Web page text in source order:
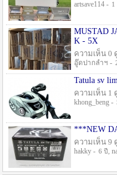
artsave114 - 1
MUSTAD
K - 5X
ความเห็น 0
อู๊ดปากลำฯ -
Tatula sv
ความเห็น 1
khong_beng -
ความเห็น 9
hakky - 6 ปี ,